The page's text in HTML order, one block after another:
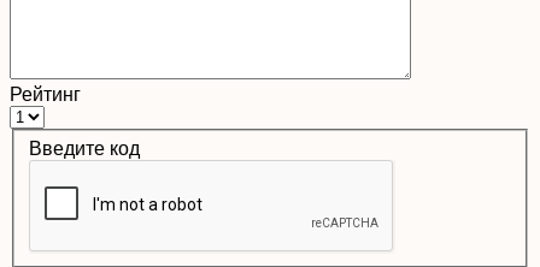
Рейтинг
Введите код